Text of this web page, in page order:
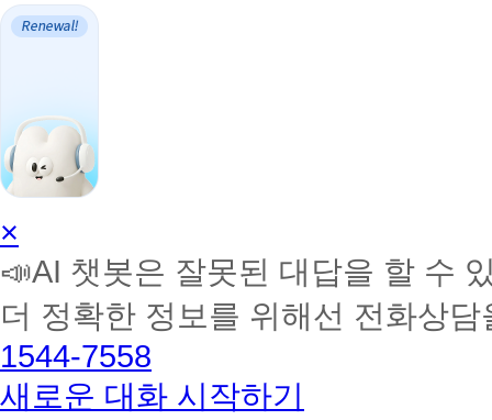
AI
학
습
토
커
BETA
×
📣AI 챗봇은 잘못된 대답을 할 수
더 정확한 정보를 위해선 전화상
1544-7558
새로운 대화 시작하기